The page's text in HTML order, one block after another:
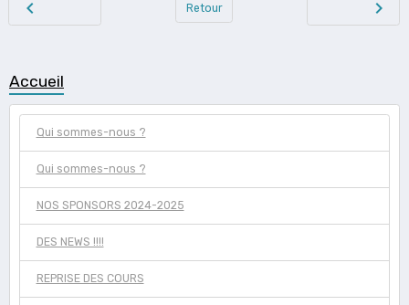
Retour
Accueil
Qui sommes-nous ?
Qui sommes-nous ?
NOS SPONSORS 2024-2025
DES NEWS !!!!
REPRISE DES COURS